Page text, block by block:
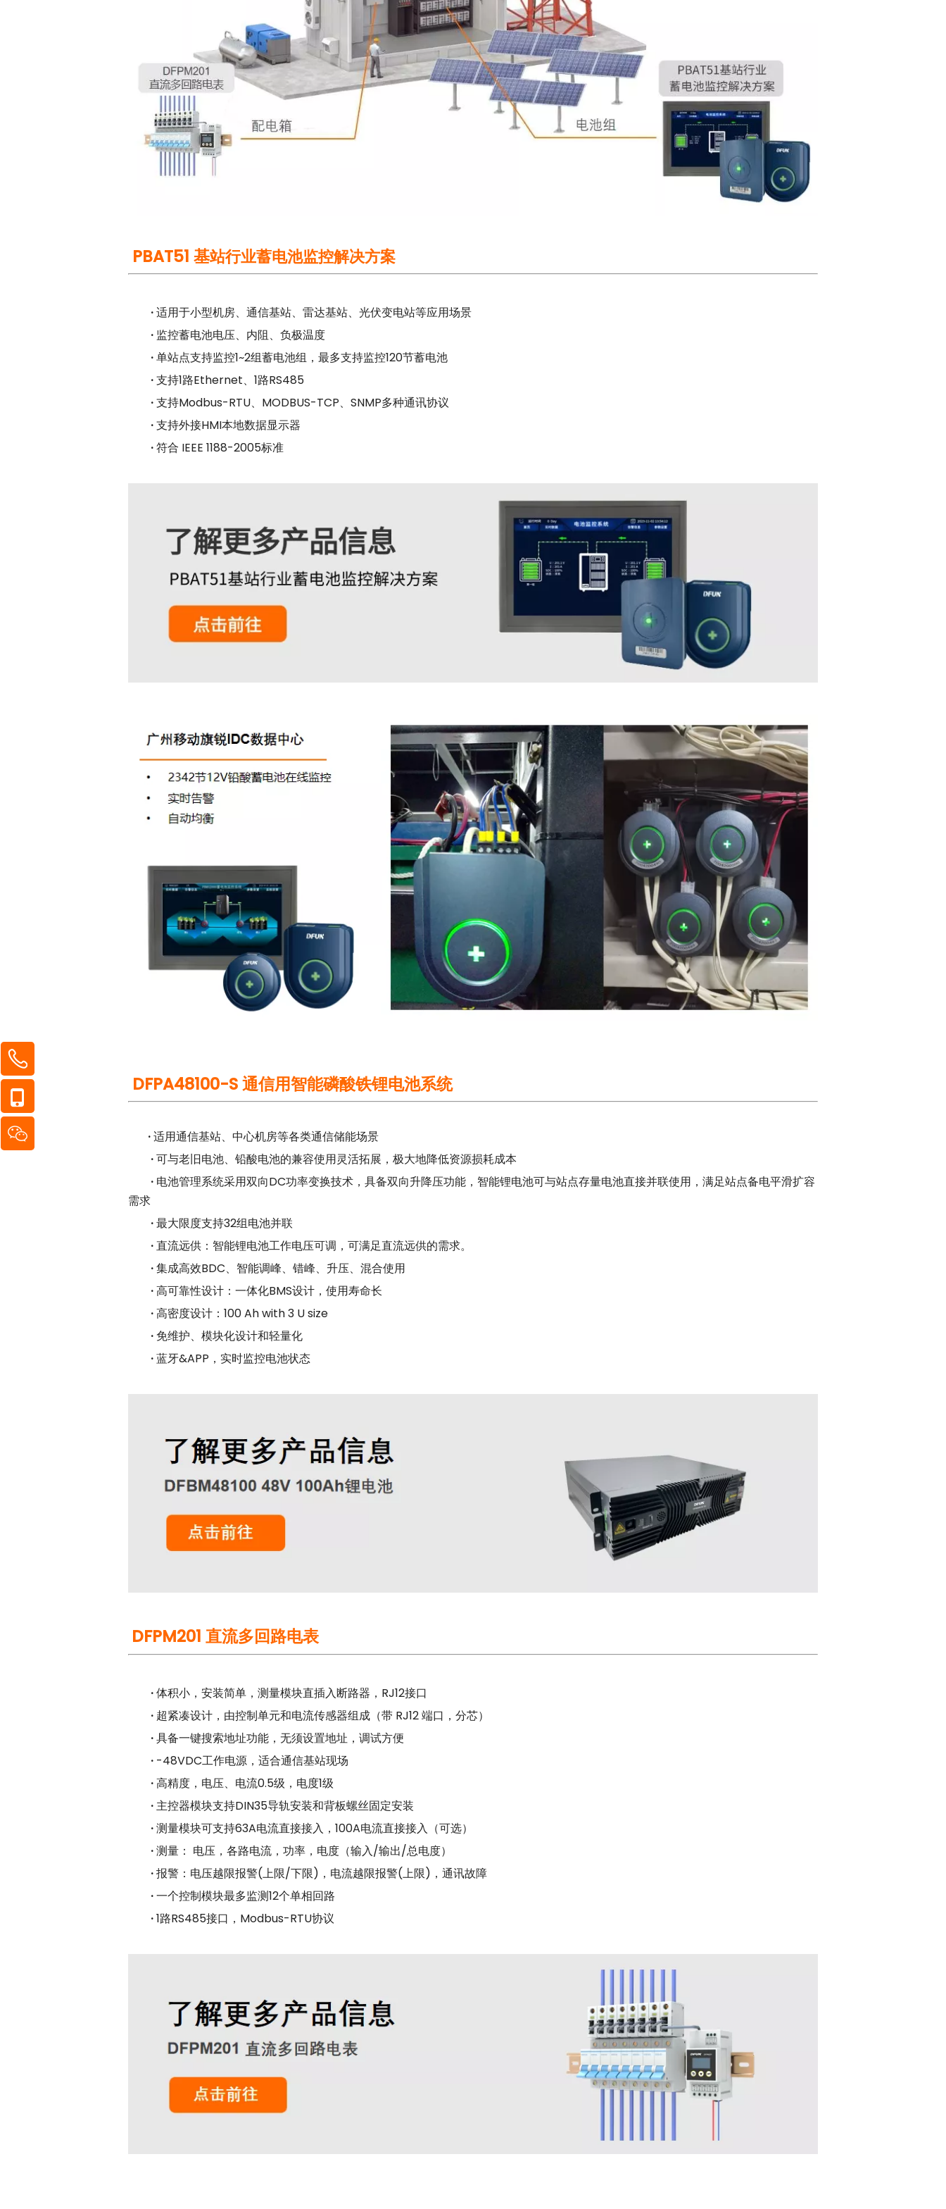
PBAT51 基站行业蓄电池监控解决方案
·适用于小型机房、通信基站、雷达基站、光伏变电站等应用场景
· 监控蓄电池电压、内阻、负极温度
·单站点支持监控1~2组蓄电池组，最多支持监控120节蓄电池
·支持1路Ethernet、1路RS485
·支持Modbus-RTU、MODBUS-TCP、SNMP多种通讯协议
·支持外接HMI本地数据显示器
·符合 IEEE 1188-2005标准
DFPA48100-S 通信用智能磷酸铁锂电池系统
·适用通信基站、中心机房等各类通信储能场景
·可与老旧电池、铅酸电池的兼容使用灵活拓展，极大地降低资源损耗成本
· 电池管理系统采用双向DC功率变换技术，具备双向升降压功能，智能锂电池可与站点存量电池直接并联使用， 满足站点备电平滑扩容
需求
·最大限度支持32组电池并联
·直流远供：智能锂电池工作电压可调，可满足直流远供的需求。
·集成高效BDC、智能调峰、错峰、升压、混合使用
·高可靠性设计：一体化BMS设计，使用寿命长
·高密度设计：100 Ah with 3 U size
· 免维护、模块化设计和轻量化
·蓝牙&APP，实时监控电池状态
DFPM201 直流多回路电表
·体积小，安装简单，测量模块直插入断路器，RJ12接口
· 超紧凑设计，由控制单元和电流传感器组成（带 RJ12 端口，分芯）
·具备一键搜索地址功能，无须设置地址，调试方便
· -48VDC工作电源，适合通信基站现场
·高精度，电压、电流0.5级，电度1级
·主控器模块支持DIN35导轨安装和背板螺丝固定安装
·测量模块可支持63A电流直接接入，100A电流直接接入（可选）
·测量： 电压，各路电流，功率，电度（输入/输出/总电度）
·报警：电压越限报警(上限/下限)，电流越限报警(上限)，通讯故障
·一个控制模块最多监测12个单相回路
·1路RS485接口，Modbus-RTU协议